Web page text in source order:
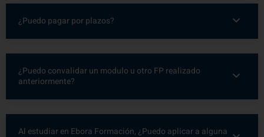
¿Puedo pagar por plazos?
¿Puedo convalidar un modulo u otro FP realizado
anteriormente?
Al estudiar en Ebora Formación, ¿Puedo aplicar a alguna